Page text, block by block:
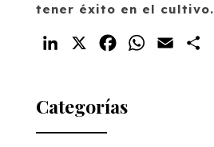
tener éxito en el cultivo.
LinkedIn FacebookWhatsApp
Email
Categorías